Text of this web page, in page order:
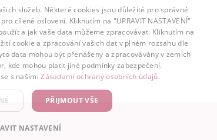
Partnerství
Digitalizace
služeb. Některé cookies jsou důležité pro správné
cílené oslovení. Kliknutím na "UPRAVIT NASTAVENÍ"
a jak vaše data můžeme zpracovávat. Kliknutím na
cookie a zpracování vašich dat v plném rozsahu dle
data mohou být přenášeny a zpracovávány v zemích
kde mohou platit jiné podmínky zabezpečení.
s našimiZásadami ochrany osobních údajů.
PŘIJMOUT VŠE
NASTAVENÍ